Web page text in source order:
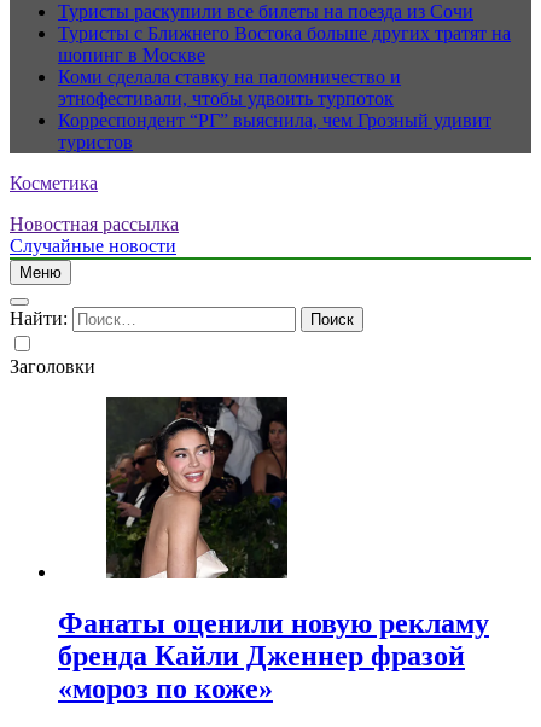
Туристы раскупили все билеты на поезда из Сочи
Туристы с Ближнего Востока больше других тратят на
шопинг в Москве
Коми сделала ставку на паломничество и
этнофестивали, чтобы удвоить турпоток
Корреспондент “РГ” выяснила, чем Грозный удивит
туристов
Косметика
Новостная рассылка
Случайные новости
Меню
Найти:
Заголовки
Фанаты оценили новую рекламу
бренда Кайли Дженнер фразой
«мороз по коже»